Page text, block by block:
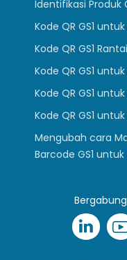
Identifikasi Produk
Kode QR GS1
Kode QR GS1
Kode QR GS1
Kode QR GS1
Kode QR GS1
Mengubah cara
Barcode GS1 untuk